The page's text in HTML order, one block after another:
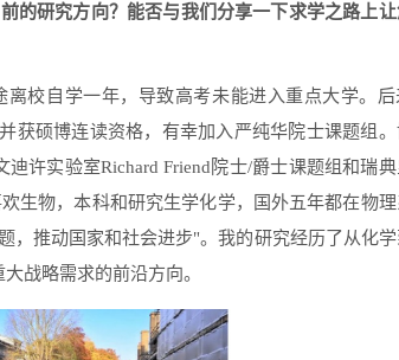
的研究方向？能否与我们分享一下求学之路上
校自学一年，导致高考未能进入重点大学。后
获硕博连读资格，有幸加入严纯华院士课题组
迪许实验室Richard Friend院士/爵士课题组和瑞典
生物，本科和研究生学化学，国外五年都在物理
，推动国家和社会进步"。我的研究经历了从化
战略需求的前沿方向。